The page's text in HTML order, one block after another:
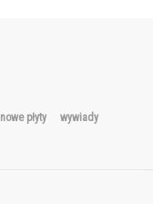
nowe płyty wywiady